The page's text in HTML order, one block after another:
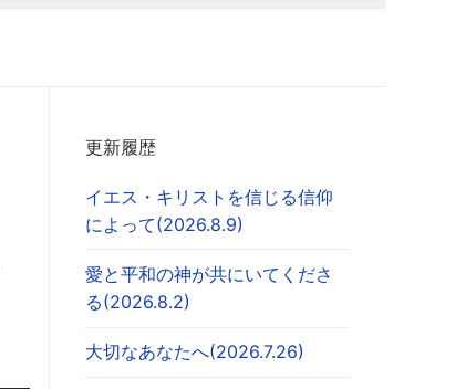
更新履歴
イエス・キリストを信じる信仰
によって(2026.8.9)
愛と平和の神が共にいてくださ
る(2026.8.2)
大切なあなたへ(2026.7.26)